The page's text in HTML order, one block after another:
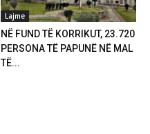
Lajme
NË FUND TË KORRIKUT, 23.720
PERSONA TË PAPUNË NË MAL
TË...